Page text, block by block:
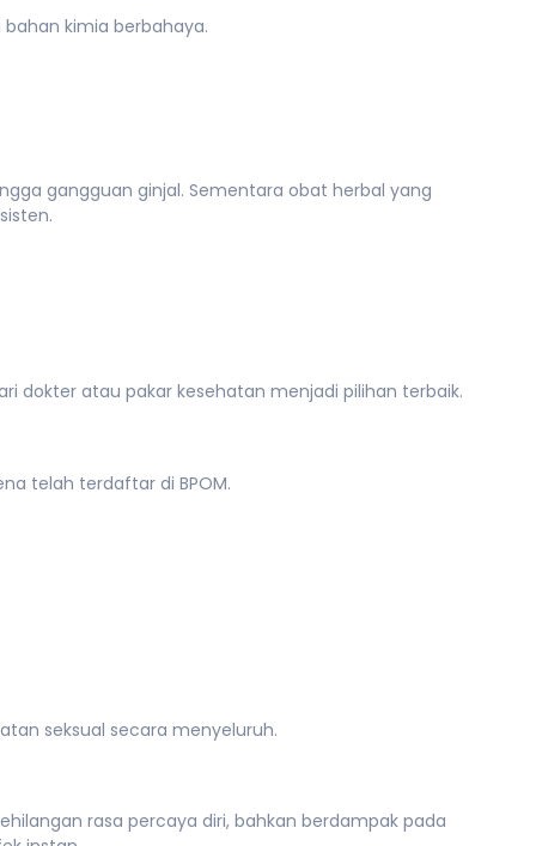
kimia berbahaya.
gangguan ginjal. Sementara obat herbal yang
dokter atau pakar kesehatan menjadi pilihan terbaik.
telah terdaftar di BPOM.
seksual secara menyeluruh.
rasa percaya diri, bahkan berdampak pada